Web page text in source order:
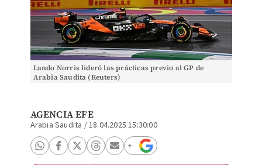
Lando Norris lideró las prácticas previo al GP de
Arabia Saudita (Reuters)
AGENCIA EFE
Arabia Saudita /18.04.2025 15:30:00